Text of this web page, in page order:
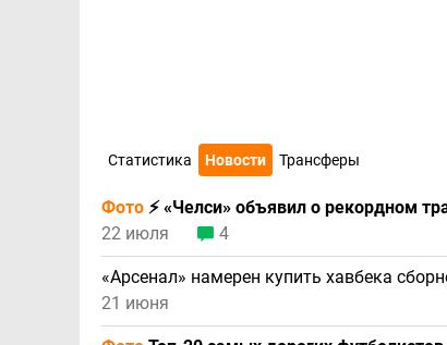
Статистика Новости Трансферы
Фото ⚡ «Челси» объявил о рекордном
22 июля
4
«Арсенал» намерен купить хавбека
21 июня